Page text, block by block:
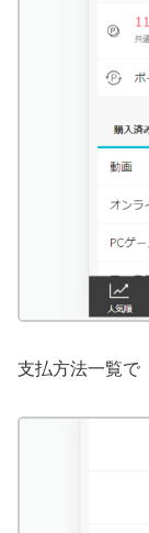
支払方法一覧で